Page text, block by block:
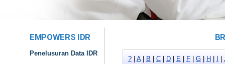
EMPOWERS IDR
Penelusuran Data IDR
?| A| B C| D| E| F| G| H